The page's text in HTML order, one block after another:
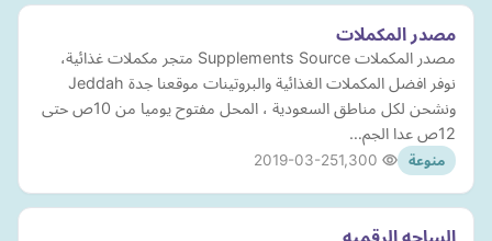
مصدر المكملات
مصدر المكملات Supplements Source متجر مكملات غذائية،
نوفر افضل المكملات الغذائية والبروتينات موقعنا جدة Jeddah
ونشحن لكل مناطق السعودية ، المحل مفتوح يوميا من 10ص حتى
12ص عدا الجم…
منوعة 2019-03-25